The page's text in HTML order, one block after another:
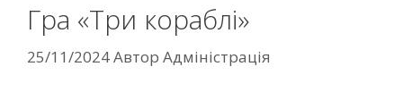
Гра «Три кораблі»
25/11/2024Автор Адміністрація